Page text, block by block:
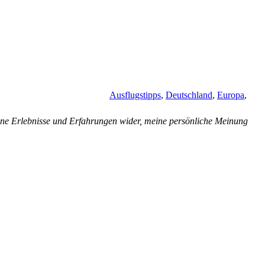
Ausflugstipps, Deutschland, Europa,
Erlebnisse und Erfahrungen wider, meine persönliche Meinung